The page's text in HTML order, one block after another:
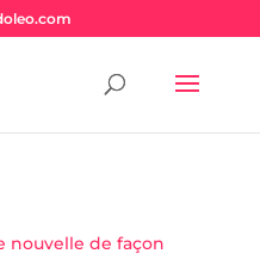
nouvelle de façon